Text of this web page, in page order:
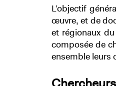
L’objectif
œuvre, et de
et régionaux
composée de
ensemble leurs